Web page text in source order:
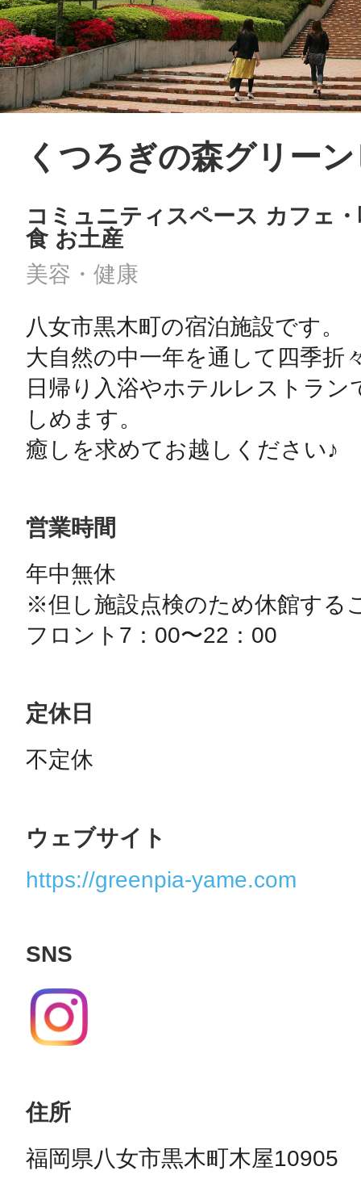
くつろぎの森グリー
コミュニティスペース カフェ
食 お土産
美容・健康
八女市黒木町の宿泊施設です。
大自然の中一年を通して四季折
日帰り入浴やホテルレストラ
しめます。
営業時間
年中無休
※但し施設点検のため休館する
定休日
不定休
ウェブサイト
https://greenpia-yame.com
SNS
住所
福岡県八女市黒木町木屋10905